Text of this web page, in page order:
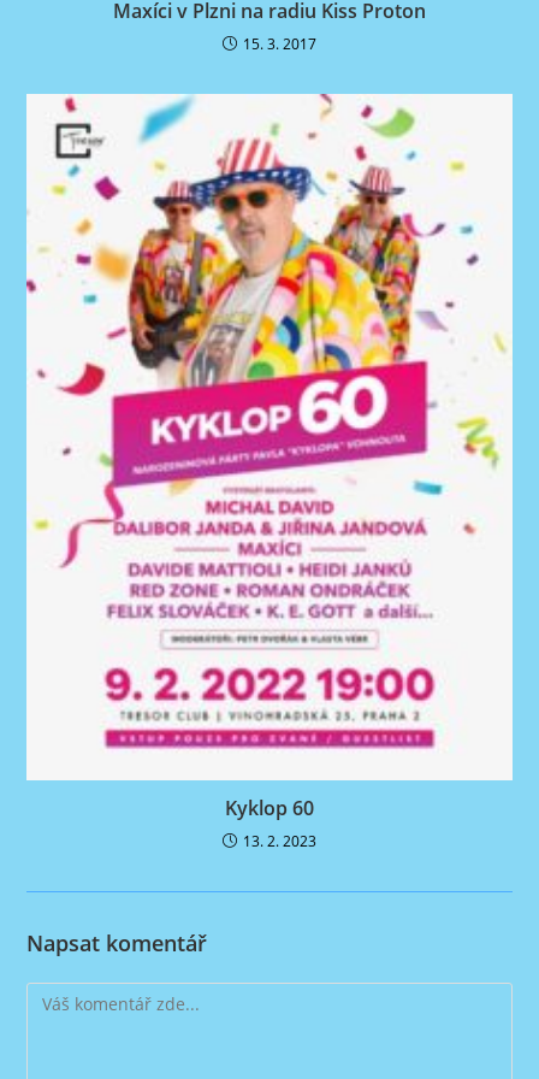
Maxíci v Plzni na radiu Kiss Proton
15. 3. 2017
Kyklop 60
13. 2. 2023
Napsat komentář
Komentář